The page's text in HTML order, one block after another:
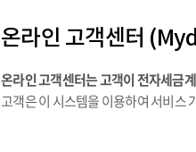
온라인 고객센터
온라인 고객센터는 고객이 전자세금
고객은 이 시스템을 이용하여 서비스